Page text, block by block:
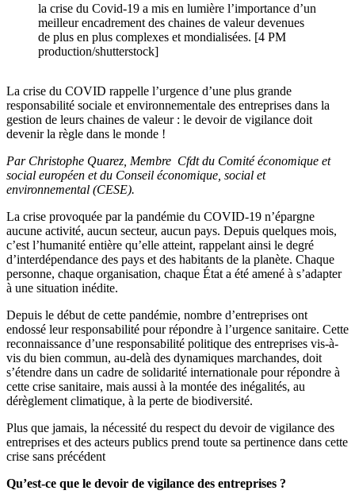
la crise du Covid-19 a mis en lumière l’importance d’un
meilleur encadrement des chaines de valeur devenues
de plus en plus complexes et mondialisées. [4 PM
production/shutterstock]
La crise du COVID rappelle l’urgence d’une plus grande
responsabilité sociale et environnementale des entreprises dans la
gestion de leurs chaines de valeur : le devoir de vigilance doit
devenir la règle dans le monde !
Par Christophe Quarez, Membre Cfdt du Comité économique et
social européen et du Conseil économique, social et
environnemental (CESE).
La crise provoquée par la pandémie du COVID-19 n’épargne
aucune activité, aucun secteur, aucun pays. Depuis quelques mois,
c’est l’humanité entière qu’elle atteint, rappelant ainsi le degré
d’interdépendance des pays et des habitants de la planète. Chaque
personne, chaque organisation, chaque État a été amené à s’adapter
à une situation inédite.
Depuis le début de cette pandémie, nombre d’entreprises ont
endossé leur responsabilité pour répondre à l’urgence sanitaire. Cette
reconnaissance d’une responsabilité politique des entreprises vis-à-
vis du bien commun, au-delà des dynamiques marchandes, doit
s’étendre dans un cadre de solidarité internationale pour répondre à
cette crise sanitaire, mais aussi à la montée des inégalités, au
dérèglement climatique, à la perte de biodiversité.
Plus que jamais, la nécessité du respect du devoir de vigilance des
entreprises et des acteurs publics prend toute sa pertinence dans cette
crise sans précédent
Qu’est-ce que le devoir de vigilance des entreprises ?